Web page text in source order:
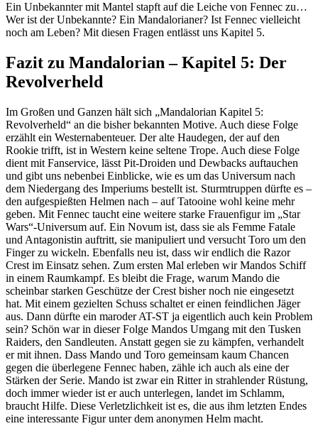
Ein Unbekannter mit Mantel stapft auf die Leiche von Fennec zu…
Wer ist der Unbekannte? Ein Mandalorianer? Ist Fennec vielleicht
noch am Leben? Mit diesen Fragen entlässt uns Kapitel 5.
Fazit zu Mandalorian – Kapitel 5: Der
Revolverheld
Im Großen und Ganzen hält sich „Mandalorian Kapitel 5:
Revolverheld“ an die bisher bekannten Motive. Auch diese Folge
erzählt ein Westernabenteuer. Der alte Haudegen, der auf den
Rookie trifft, ist in Western keine seltene Trope. Auch diese Folge
dient mit Fanservice, lässt Pit-Droiden und Dewbacks auftauchen
und gibt uns nebenbei Einblicke, wie es um das Universum nach
dem Niedergang des Imperiums bestellt ist. Sturmtruppen dürfte es –
den aufgespießten Helmen nach – auf Tatooine wohl keine mehr
geben. Mit Fennec taucht eine weitere starke Frauenfigur im „Star
Wars“-Universum auf. Ein Novum ist, dass sie als Femme Fatale
und Antagonistin auftritt, sie manipuliert und versucht Toro um den
Finger zu wickeln. Ebenfalls neu ist, dass wir endlich die Razor
Crest im Einsatz sehen. Zum ersten Mal erleben wir Mandos Schiff
in einem Raumkampf. Es bleibt die Frage, warum Mando die
scheinbar starken Geschütze der Crest bisher noch nie eingesetzt
hat. Mit einem gezielten Schuss schaltet er einen feindlichen Jäger
aus. Dann dürfte ein maroder AT-ST ja eigentlich auch kein Problem
sein? Schön war in dieser Folge Mandos Umgang mit den Tusken
Raiders, den Sandleuten. Anstatt gegen sie zu kämpfen, verhandelt
er mit ihnen. Dass Mando und Toro gemeinsam kaum Chancen
gegen die überlegene Fennec haben, zähle ich auch als eine der
Stärken der Serie. Mando ist zwar ein Ritter in strahlender Rüstung,
doch immer wieder ist er auch unterlegen, landet im Schlamm,
braucht Hilfe. Diese Verletzlichkeit ist es, die aus ihm letzten Endes
eine interessante Figur unter dem anonymen Helm macht.